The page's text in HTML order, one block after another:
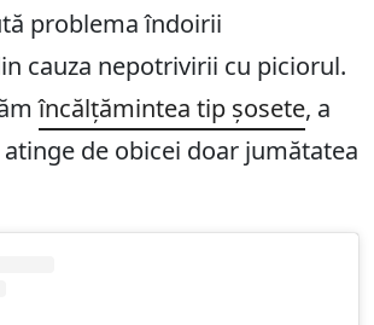
problema îndoirii
cauza nepotrivirii cu piciorul.
încălțămintea tip șosete, a
de obicei doar jumătatea